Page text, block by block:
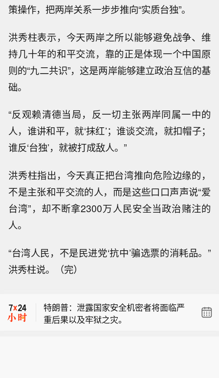
策操作，把两岸关系一步步推向“实质台独”。
洪秀柱表示，今天两岸之所以能够避免战争、维
持几十年的和平交流，靠的正是体现一个中国原
则的“九二共识”，这是两岸能够建立政治互信的基
础。
“反观赖清德当局，反一切主张两岸同属一中的
人，谁讲和平，就‘抹红’；谁谈交流，就扣帽子；
谁反‘台独’，就被打成敌人。”
洪秀柱指出，今天真正把台湾推向危险边缘的，
不是主张和平交流的人，而是这些口口声声说“爱
台湾”，却不断拿2300万人民安全当政治赌注的
人。
“台湾人民，不是民进党‘抗中’骗选票的消耗品。”
洪秀柱说。（完）
题。
特朗普：泄露国家安全机密者将面临严
重后果以及牢狱之灾。